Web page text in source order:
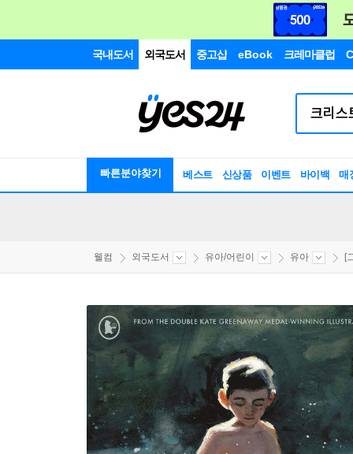
국내도서 외국도서 중고샵 eBook 크레마클럽
빠른분야찾기 베스트 신상품 이벤트 바이백 매
웰컴 외국도서 유아/어린이 유아 [